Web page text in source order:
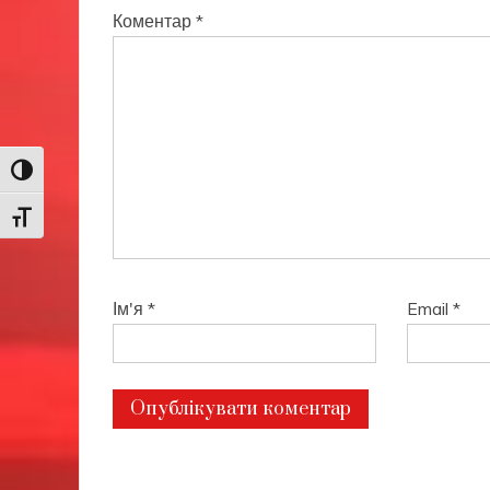
Toggle High Contrast
Toggle Font size
Коментар *
Ім'я * Email *